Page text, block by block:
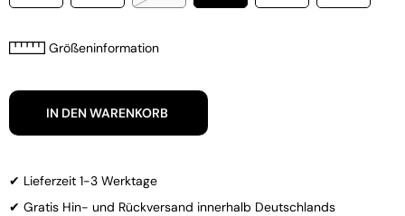
Größeninformation
IN DEN WARENKORB
✔ Lieferzeit 1-3 Werktage
✔ Gratis Hin- und Rückversand innerhalb Deutschlands